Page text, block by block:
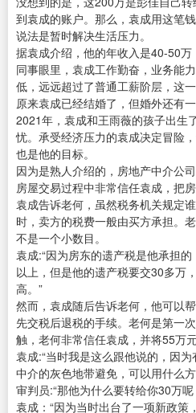
到袁成的账户。那么，袁成用这笔
说法是暂时解决生活压力。
据袁成介绍，他的年收入是40-50
同事眼里，袁成工作勤奋，业务能
低，远远超过了普通工薪阶层，这
原来袁成已经结婚了，但婚外还有
2021年，袁成和王雨薇的孩子出生
忧。承受经济压力的袁成决定冒险
也是他的目标。
因为是熟人介绍的，房地产中介公
房屋交易过程中非常信任袁成，把
袁成告诉老何，虽然税务机关规定
时，卖方的税费一般由买方承担。
不是一个小数目。
袁成:“因为房东的遗产税是他承担
以上，但是他的遗产税要交30多万
高。”
然而，袁成随后告诉老何，他可以
先交税后退税的手续。老何是第一
触，老何非常信任袁成，并将55万
袁成:“当时我是这么跟他说的，因
中介的灰色地带避免，可以用什么
审判员:“那他为什么要转给你30万呢
袁成：“因为当时出台了一项新政策